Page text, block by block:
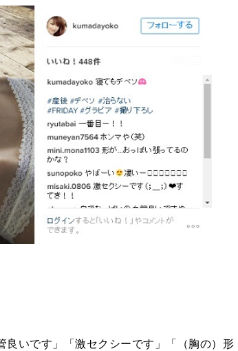
いです」「激セクシーです」「（胸の）形